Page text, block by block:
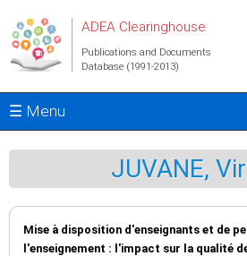
ADEA Clearinghouse
Publications and Documents
Database (1991-2013)
☰ Menu
JUVANE,
Mise à disposition d'enseignants et de
l'enseignement : l'impact sur la qualité